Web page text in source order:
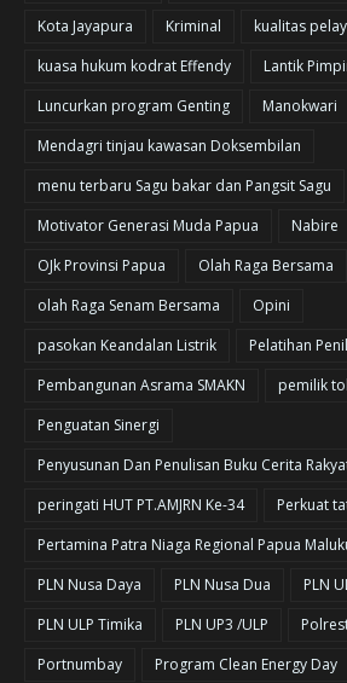
Kota Jayapura
Kriminal
kualitas
kuasa hukum kodrat Effendy
Lantik
Luncurkan program Genting
Manokwari
Mendagri tinjau kawasan Doksembilan
menu terbaru Sagu bakar dan Pangsit Sagu
Motivator Generasi Muda Papua
Nabire
OJk Provinsi Papua
Olah Raga Bersama
olah Raga Senam Bersama
Opini
pasokan Keandalan Listrik
Pelatihan
Pembangunan Asrama SMAKN
pemilik
Penguatan Sinergi
Penyusunan Dan Penulisan Buku Cerita
peringati HUT PT.AMJRN Ke-34
Perkuat
Pertamina Patra Niaga Regional Papua
PLN Nusa Daya
PLN Nusa Dua
PLN
PLN ULP Timika
PLN UP3 /ULP
Portnumbay
Program Clean Energy Day